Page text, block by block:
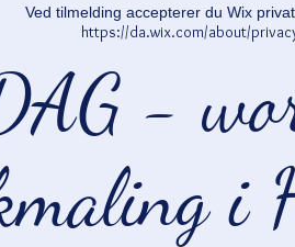
-
i
Ved tilmelding accepterer du Wix
https://da.wix.com/about/